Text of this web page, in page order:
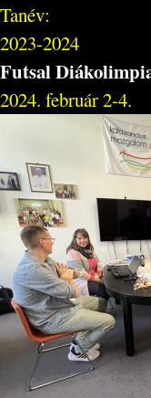
Tanév:
2023-2024
Futsal
2024. február 2-4.